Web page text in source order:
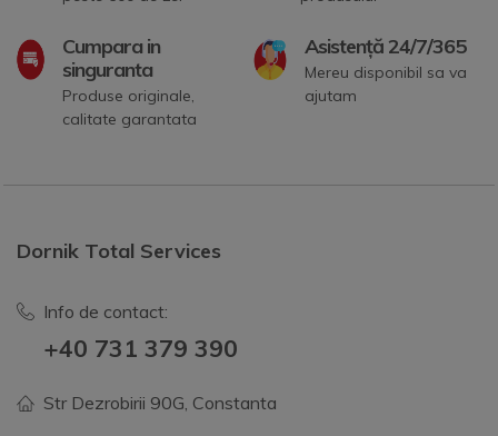
Cumpara in
singuranta
Produse originale,
calitate garantata
Asistență 24/7/365
Mereu disponibil sa va
ajutam
Dornik Total Services
Info de contact:
+40 731 379 390
Str Dezrobirii 90G, Constanta